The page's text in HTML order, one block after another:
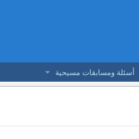
أسئلة ومسابقات مسيحية